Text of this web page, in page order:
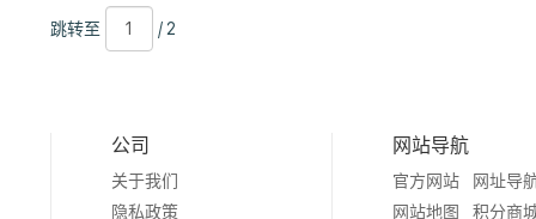
跳
转
跳转至
2
/ 2
公司
关于我们
隐私政策
网站导航
官方网站
网址导
网站地图
积分商